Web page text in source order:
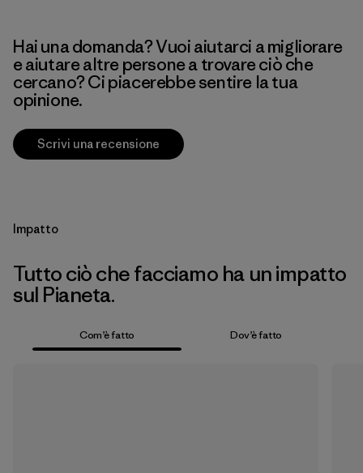
Hai una domanda? Vuoi aiutarci a migliorare
e aiutare altre persone a trovare ciò che
cercano? Ci piacerebbe sentire la tua
opinione.
Scrivi una recensione
Impatto
Tutto ciò che facciamo ha un impatto
sul Pianeta.
Com’è fatto Dov’è fatto